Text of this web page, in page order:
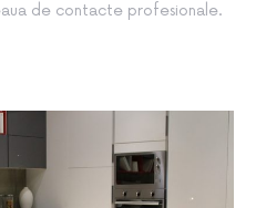
de contacte profesionale.